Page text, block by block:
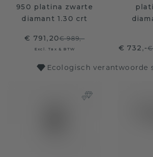
950 platina zwarte
diamant 1.30 crt
€ 791,20€ 989,-
Excl. Tax & BTW € 732,-€
Ecologisch verantwoorde